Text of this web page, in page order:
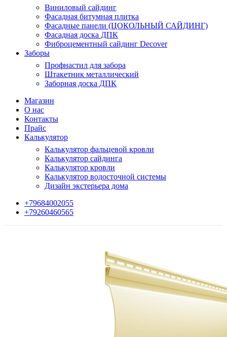
Виниловый сайдинг
Фасадная битумная плитка
Фасадные панели (ЦОКОЛЬНЫЙ САЙДИНГ)
Фасадная доска ДПК
Фиброцементный сайдинг Decover
Заборы
Профнастил для забора
Штакетник металлический
Заборная доска ДПК
Магазин
О нас
Контакты
Прайс
Калькулятор
Калькулятор фальцевой кровли
Калькулятор сайдинга
Калькулятор кровли
Калькулятор водосточной системы
Дизайн экстерьера дома
+79684002055
+79260460565